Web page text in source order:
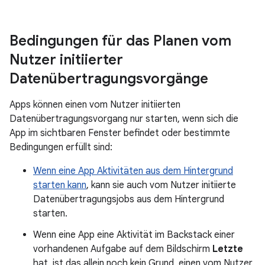
Bedingungen für das Planen vom
Nutzer initiierter
Datenübertragungsvorgänge
Apps können einen vom Nutzer initiierten
Datenübertragungsvorgang nur starten, wenn sich die
App im sichtbaren Fenster befindet oder bestimmte
Bedingungen erfüllt sind:
Wenn eine App Aktivitäten aus dem Hintergrund
starten kann, kann sie auch vom Nutzer initiierte
Datenübertragungsjobs aus dem Hintergrund
starten.
Wenn eine App eine Aktivität im Backstack einer
vorhandenen Aufgabe auf dem Bildschirm Letzte